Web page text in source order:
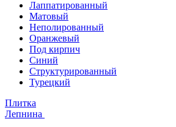
Лаппатированный
Матовый
Неполированный
Оранжевый
Под кирпич
Синий
Структурированный
Турецкий
Плитка
Лепнина